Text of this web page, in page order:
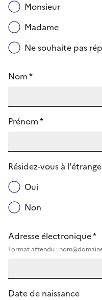
Monsieur
Madame
Ne souhaite pas
Nom *
Prénom *
Résidez-vous à
Oui
Non
Adresse électronique *
Format attendu :
Date de naissance